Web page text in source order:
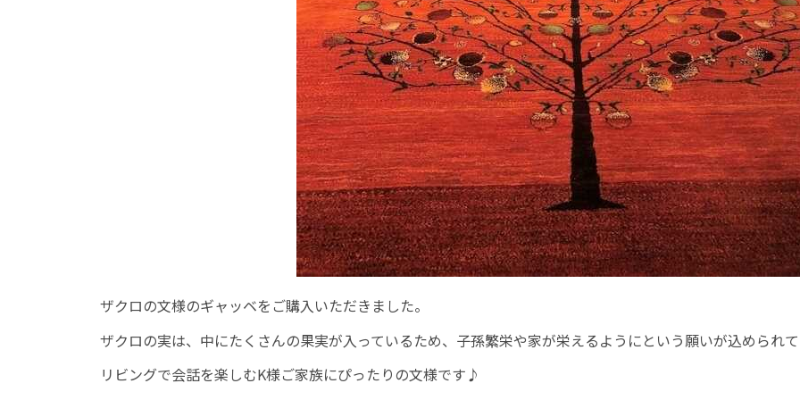
ザクロの文様のギャッベをご購入いただきました。
ザクロの実は、中にたくさんの果実が入っているため、子孫繁栄や家が栄えるようにという願いが込められ
リビングで会話を楽しむK様ご家族にぴったりの文様です♪